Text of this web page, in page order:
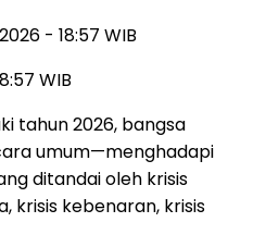
- 18:57 WIB
WIB
tahun 2026, bangsa
umum—menghadapi
ditandai oleh krisis
krisis kebenaran, krisis